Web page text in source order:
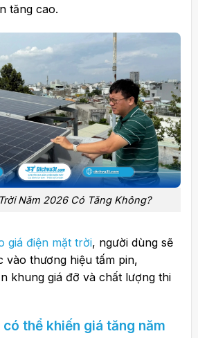
tăng cao.
Năm 2026 Có Tăng Không?
giá điện mặt trời, người dùng sẽ
vào thương hiệu tấm pin,
khung giá đỡ và chất lượng thi
thể khiến giá tăng năm